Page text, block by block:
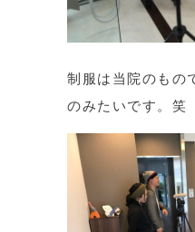
制服は当院のもの
のみたいです。笑